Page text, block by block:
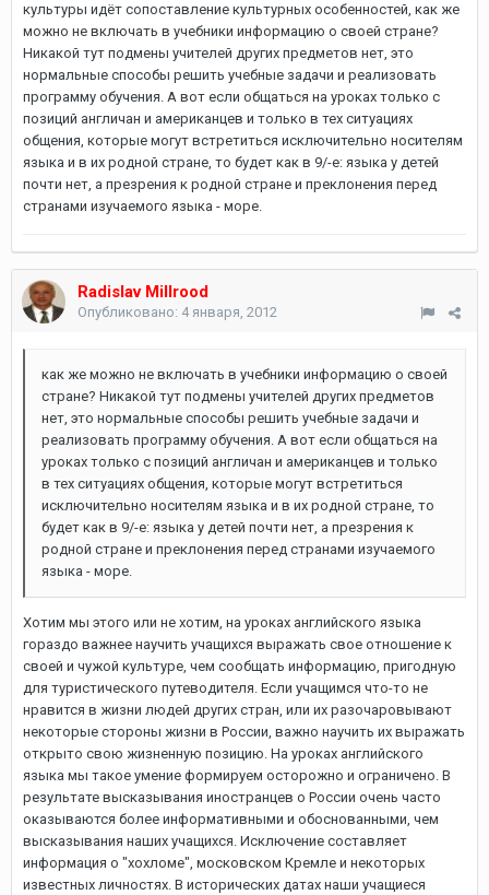
культуры идёт сопоставление культурных особенностей, как же
можно не включать в учебники информацию о своей стране?
Никакой тут подмены учителей других предметов нет, это
нормальные способы решить учебные задачи и реализовать
программу обучения. А вот если общаться на уроках только с
позиций англичан и американцев и только в тех ситуациях
общения, которые могут встретиться исключительно носителям
языка и в их родной стране, то будет как в 9/-е: языка у детей
почти нет, а презрения к родной стране и преклонения перед
странами изучаемого языка - море.
Radislav Millrood
Опубликовано: 4 января, 2012
как же можно не включать в учебники информацию о своей
стране? Никакой тут подмены учителей других предметов
нет, это нормальные способы решить учебные задачи и
реализовать программу обучения. А вот если общаться на
уроках только с позиций англичан и американцев и только
в тех ситуациях общения, которые могут встретиться
исключительно носителям языка и в их родной стране, то
будет как в 9/-е: языка у детей почти нет, а презрения к
родной стране и преклонения перед странами изучаемого
языка - море.
Хотим мы этого или не хотим, на уроках английского языка
гораздо важнее научить учащихся выражать свое отношение к
своей и чужой культуре, чем сообщать информацию, пригодную
для туристического путеводителя. Если учащимся что-то не
нравится в жизни людей других стран, или их разочаровывают
некоторые стороны жизни в России, важно научить их выражать
открыто свою жизненную позицию. На уроках английского
языка мы такое умение формируем осторожно и ограничено. В
результате высказывания иностранцев о России очень часто
оказываются более информативными и обоснованными, чем
высказывания наших учащихся. Исключение составляет
информация о "хохломе", московском Кремле и некоторых
известных личностях. В исторических датах наши учащиеся